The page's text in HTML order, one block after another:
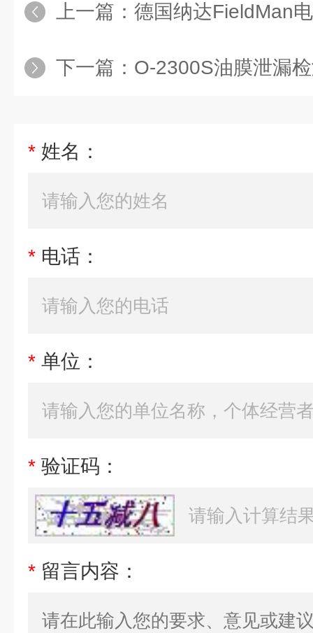
上一篇： 德国纳达FieldMan电
下一篇： O-2300S油膜泄漏
* 姓名：
* 电话：
* 单位：
* 验证码：
* 留言内容：